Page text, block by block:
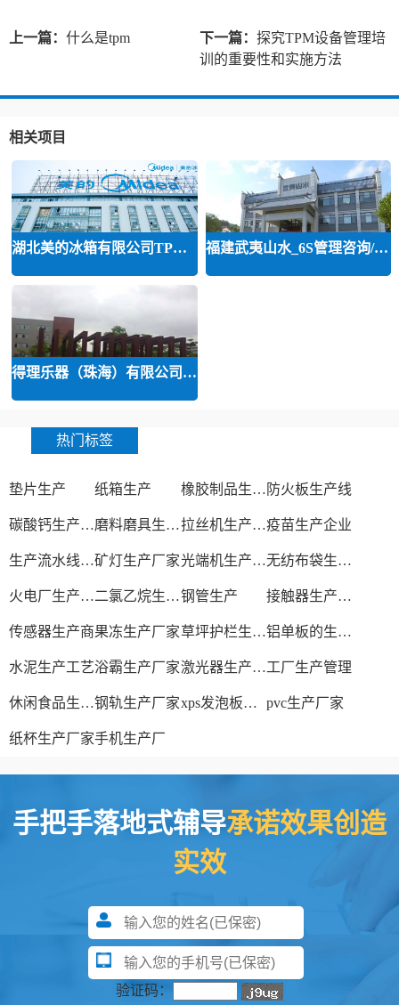
上一篇： 什么是tpm 下一篇： 探究TPM设备管理培
训的重要性和实施方法
相关项目
湖北美的冰箱有限公司TPM设备管理 福建武夷山水_6S管理咨询/班组建设
得理乐器（珠海）有限公司TPM设备管理
热门标签
垫片生产 纸箱生产 橡胶制品生产厂 防火板生产线
碳酸钙生产设备 磨料磨具生产厂家 拉丝机生产厂家疫苗生产企业
生产流水线设备矿灯生产厂家 光端机生产厂家 无纺布袋生产厂家
火电厂生产过程 二氯乙烷生产厂家钢管生产 接触器生产厂家
传感器生产商果冻生产厂家 草坪护栏生产厂家 铝单板的生产厂家
水泥生产工艺浴霸生产厂家 激光器生产厂家工厂生产管理
休闲食品生产线钢轨生产厂家 xps发泡板材生产线 pvc生产厂家
纸杯生产厂家手机生产厂
手把手落地式辅导承诺效果创造
实效
验证码：